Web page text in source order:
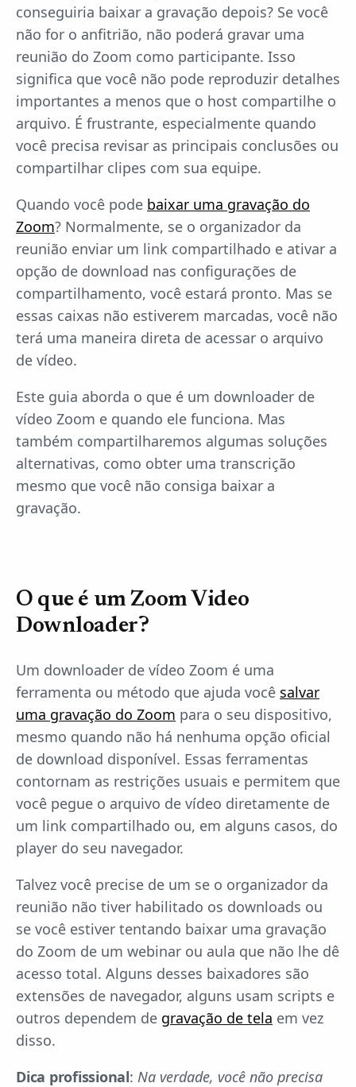
conseguiria baixar a gravação depois? Se você
não for o anfitrião, não poderá gravar uma
reunião do Zoom como participante. Isso
significa que você não pode reproduzir detalhes
importantes a menos que o host compartilhe o
arquivo. É frustrante, especialmente quando
você precisa revisar as principais conclusões ou
compartilhar clipes com sua equipe.
Quando você pode baixar uma gravação do
Zoom? Normalmente, se o organizador da
reunião enviar um link compartilhado e ativar a
opção de download nas configurações de
compartilhamento, você estará pronto. Mas se
essas caixas não estiverem marcadas, você não
terá uma maneira direta de acessar o arquivo
de vídeo.
Este guia aborda o que é um downloader de
vídeo Zoom e quando ele funciona. Mas
também compartilharemos algumas soluções
alternativas, como obter uma transcrição
mesmo que você não consiga baixar a
gravação.
O que é um Zoom Video
Downloader?
Um downloader de vídeo Zoom é uma
ferramenta ou método que ajuda você salvar
uma gravação do Zoom para o seu dispositivo,
mesmo quando não há nenhuma opção oficial
de download disponível. Essas ferramentas
contornam as restrições usuais e permitem que
você pegue o arquivo de vídeo diretamente de
um link compartilhado ou, em alguns casos, do
player do seu navegador.
Talvez você precise de um se o organizador da
reunião não tiver habilitado os downloads ou
se você estiver tentando baixar uma gravação
do Zoom de um webinar ou aula que não lhe dê
acesso total. Alguns desses baixadores são
extensões de navegador, alguns usam scripts e
outros dependem de gravação de tela em vez
disso.
Dica profissional: Na verdade, você não precisa